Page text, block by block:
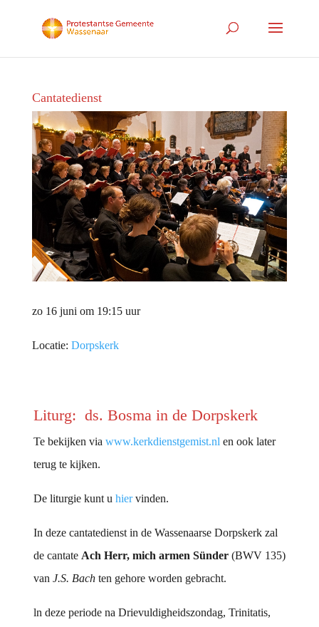
Cantatedienst
zo 16 juni om 19:15 uur
Locatie: Dorpskerk
Liturg: ds. Bosma in de Dorpskerk
Te bekijken via www.kerkdienstgemist.nl en ook later
terug te kijken.
De liturgie kunt u hiervinden.
In deze cantatedienst in de Wassenaarse Dorpskerk zal
de cantate Ach Herr, mich armen Sünder(BWV 135)
van J.S. Bachten gehore worden gebracht.
ln deze periode na Drievuldigheidszondag, Trinitatis,